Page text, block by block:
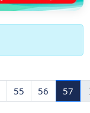
55 56 57